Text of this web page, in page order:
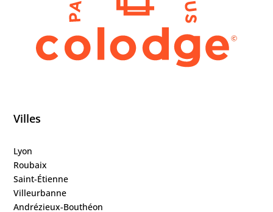
Villes
Lyon
Roubaix
Saint-Étienne
Villeurbanne
Andrézieux-Bouthéon